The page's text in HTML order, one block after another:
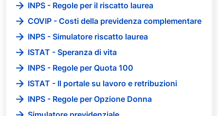
INPS - Regole per il riscatto laurea
COVIP - Costi della previdenza complementare
INPS - Simulatore riscatto laurea
ISTAT - Speranza di vita
INPS - Regole per Quota 100
ISTAT - Il portale su lavoro e retribuzioni
INPS - Regole per Opzione Donna